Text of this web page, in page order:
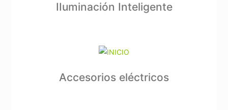
IIuminación Inteligente
Accesorios eléctricos